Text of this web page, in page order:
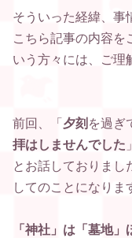
そういった経緯、事
こちら記事の内容を
いう方々には、
ご理
前回、 「 夕刻 を過ぎ
拝はしませんでした 」
とお話しておりまし
してのことになりま
「神社」 は 「墓地」